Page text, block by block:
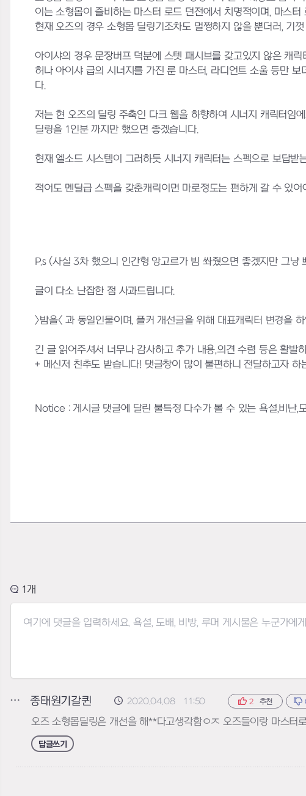
이는 소형몹이 즐비하는 마스터 로드 던전에서 치명적이며, 마스
현재 오즈의 경우 소형몹 딜링기조차도 멀쩡하지 않을 뿐더러, 기
아이샤의 경우 문장버프 덕분에 스텟 패시브를 갖고있지 않은 캐
허나 아이샤 급의 시너지를 가진 룬 마스터, 라디언트 소울 등만
다.
저는 현 오즈의 딜링 주축인 다크 웹을 하향하여 시너지 캐릭터임
딜링을 1인분 까지만 했으면 좋겠습니다.
현재 엘소드 시스템이 그러하듯 시너지 캐릭터는 스펙으로 보답받
적어도 멘딜급 스펙을 갖춘캐릭이면 마로정도는 편하게 갈 수 있
P.s (사실 3차 했으니 인간형 앙고르가 빔 쏴줬으면 좋겠지만 그냥
글이 다소 난잡한 점 사과드립니다.
>밤을< 과 동일인물이며, 플커 개선글을 위해 대표캐릭터 변경을
긴 글 읽어주셔서 너무나 감사하고 추가 내용,의견 수렴 등은 활발
+ 메신저 친추도 받습니다! 댓글창이 많이 불편하니 전달하고자
Notice : 게시글 댓글에 달린 불특정 다수가 볼 수 있는 욕설,비난,
1
종태원기갈퀸 2020.04.08 11:50 2 추천
오즈 소형몹딜링은 개선을 해**다고생각함ㅇㅈ 오즈들이랑 마스터
답글쓰기